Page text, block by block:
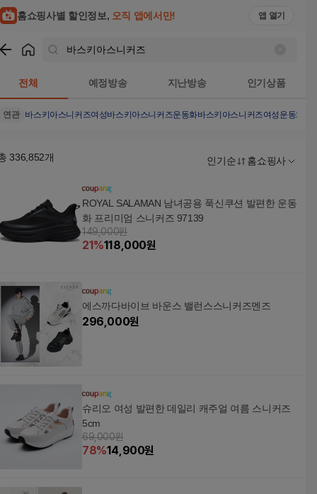
홈쇼핑사별 할인정보, 오직 앱에서만! 앱 열기
전체 예정방송 지난방송 인기상품
연관 바스키아스니커즈여성바스키아스니커즈운동화바스키아스니커즈여성운동화
336,852개 인기순 홈쇼핑사
ROYAL SALAMAN 남녀공용 푹신쿠션 발편한 운동
화 프리미엄 스니커즈 97139
149,000원
21%118,000원
에스까다바이브 바운스 밸런스스니커즈멘즈
296,000원
슈리오 여성 발편한 데일리 캐주얼 여름 스니커즈
5cm
69,000원
78%14,900원